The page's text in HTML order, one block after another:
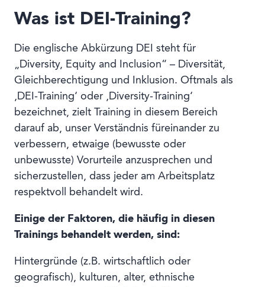
Was ist DEI-Training?
Die englische Abkürzung DEI steht für
„Diversity, Equity and Inclusion“ – Diversität,
Gleichberechtigung und Inklusion. Oftmals als
‚DEI-Training‘ oder ‚Diversity-Training‘
bezeichnet, zielt Training in diesem Bereich
darauf ab, unser Verständnis füreinander zu
verbessern, etwaige (bewusste oder
unbewusste) Vorurteile anzusprechen und
sicherzustellen, dass jeder am Arbeitsplatz
respektvoll behandelt wird.
Einige der Faktoren, die häufig in diesen
Trainings behandelt werden, sind:
Hintergründe (z.B. wirtschaftlich oder
geografisch), kulturen, alter, ethnische